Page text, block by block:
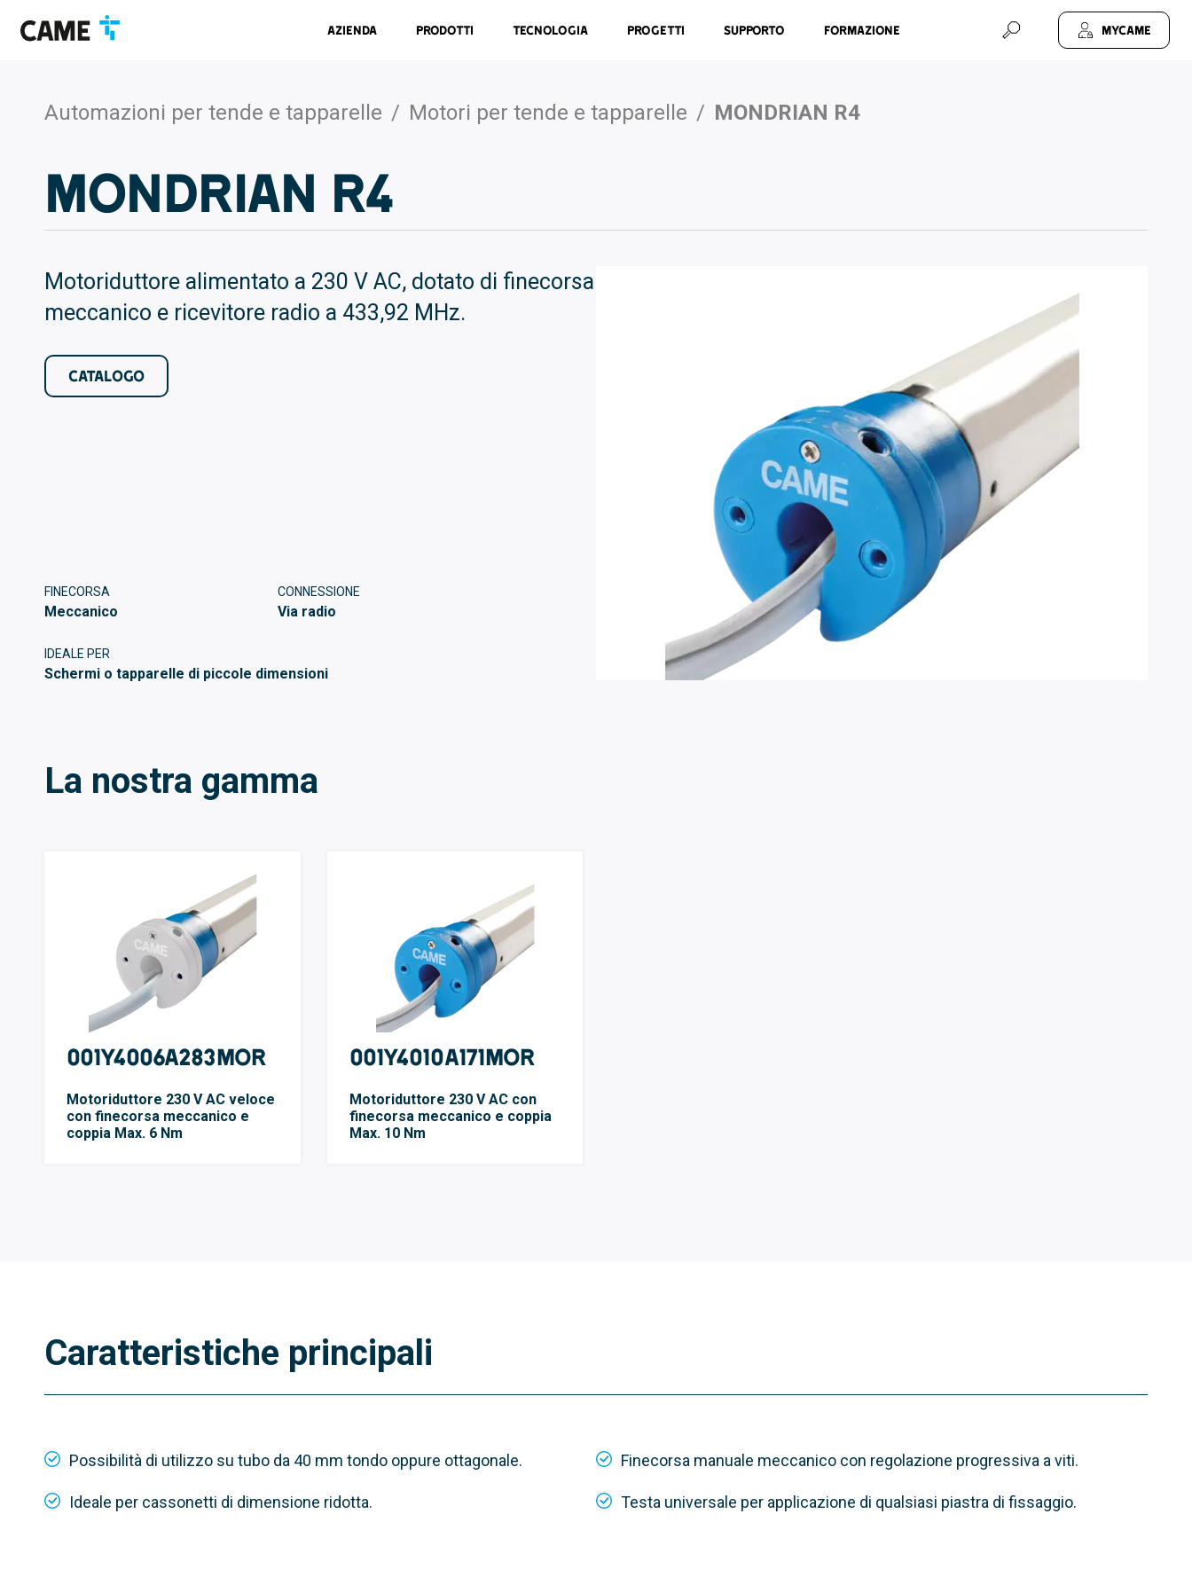
barra
contenuto
footer
Azienda Prodotti Tecnologia Progetti Supporto Formazione MyCAME
Automazioni per tende e tapparelle / Motori per tende e tapparelle / MONDRIAN R4
MONDRIAN R4
Motoriduttore alimentato a 230 V AC, dotato di finecorsa
meccanico e ricevitore radio a 433,92 MHz.
CATALOGO
FINECORSA
Meccanico
CONNESSIONE
Via radio
IDEALE PER
Schermi o tapparelle di piccole dimensioni
La nostra gamma
001Y4006A283MOR
Motoriduttore 230 V AC veloce
con finecorsa meccanico e
coppia Max. 6 Nm
001Y4010A171MOR
Motoriduttore 230 V AC con
finecorsa meccanico e coppia
Max. 10 Nm
Caratteristiche principali
Possibilità di utilizzo su tubo da 40 mm tondo oppure ottagonale. Finecorsa manuale meccanico con regolazione progressiva a viti.
Ideale per cassonetti di dimensione ridotta. Testa universale per applicazione di qualsiasi piastra di fissaggio.